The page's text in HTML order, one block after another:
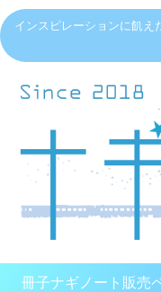
インスピレーションに飢え
冊子ナギノート販売